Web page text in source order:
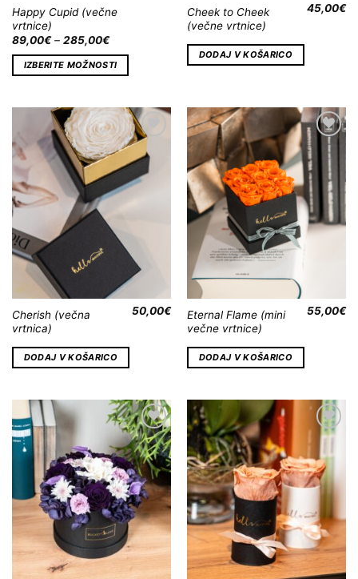
Happy Cupid (večne
vrtnice)
89,00€– 285,00€
IZBERITE MOŽNOSTI
Cheek to Cheek
(večne vrtnice)
45,00€
DODAJ V KOŠARICO
Dodaj
na
Wishlist
Cherish (večna
vrtnica)
50,00€
DODAJ V KOŠARICO
Dodaj
Wishlist
Eternal Flame (mini
večne vrtnice)
55,00€
DODAJ V KOŠARICO
Dodaj
na
Wishlist
Dodaj
Wishlist